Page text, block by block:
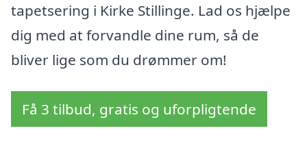
tapetsering i Kirke Stillinge. Lad os hjælpe
dig med at forvandle dine rum, så de
bliver lige som du drømmer om!
Få 3 tilbud, gratis og uforpligtende